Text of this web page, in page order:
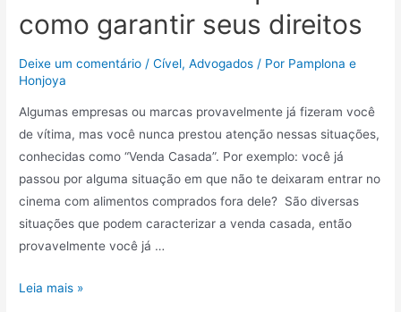
como garantir seus direitos
Deixe um comentário /Cível,Advogados / Por Pamplona e
Honjoya
Algumas empresas ou marcas provavelmente já fizeram você
de vítima, mas você nunca prestou atenção nessas situações,
conhecidas como “Venda Casada”. Por exemplo: você já
passou por alguma situação em que não te deixaram entrar no
cinema com alimentos comprados fora dele? São diversas
situações que podem caracterizar a venda casada, então
provavelmente você já …
Leia mais »